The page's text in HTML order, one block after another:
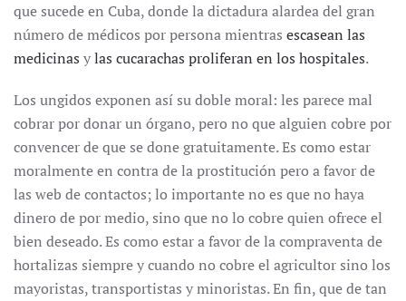
que sucede en Cuba, donde la dictadura alardea del gran
número de médicos por persona mientras escasean las
medicinas ylas cucarachas proliferan en los hospitales.
Los ungidos exponen así su doble moral: les parece mal
cobrar por donar un órgano, pero no que alguien cobre por
convencer de que se done gratuitamente. Es como estar
moralmente en contra de la prostitución pero a favor de
las web de contactos; lo importante no es que no haya
dinero de por medio, sino que no lo cobre quien ofrece el
bien deseado. Es como estar a favor de la compraventa de
hortalizas siempre y cuando no cobre el agricultor sino los
mayoristas, transportistas y minoristas. En fin, que de tan